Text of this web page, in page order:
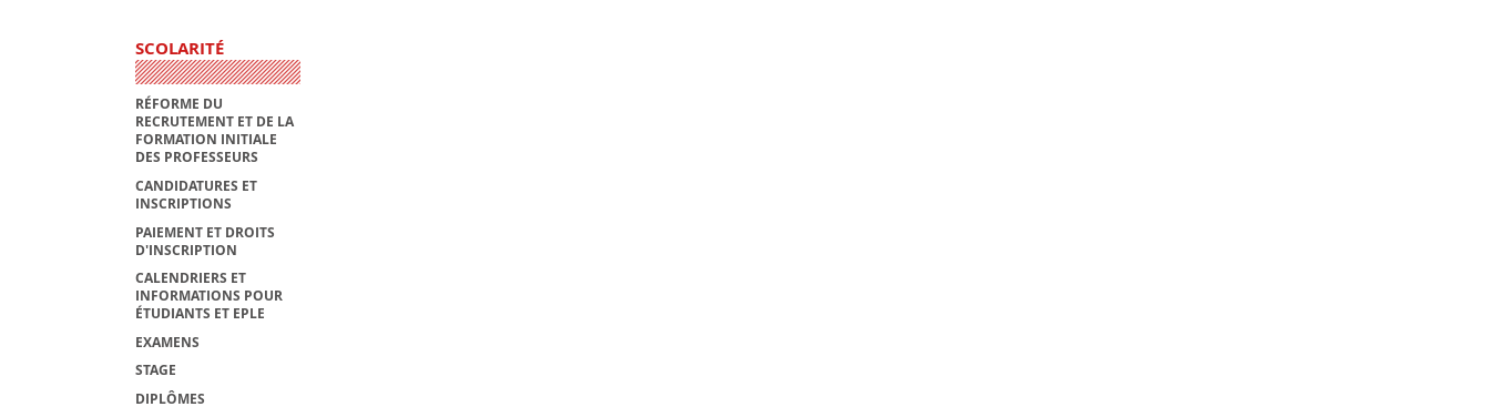
SCOLARITÉ
RÉFORME DU
RECRUTEMENT ET DE LA
FORMATION INITIALE
DES PROFESSEURS
CANDIDATURES ET
INSCRIPTIONS
PAIEMENT ET DROITS
D'INSCRIPTION
CALENDRIERS ET
INFORMATIONS POUR
ÉTUDIANTS ET EPLE
EXAMENS
STAGE
DIPLÔMES